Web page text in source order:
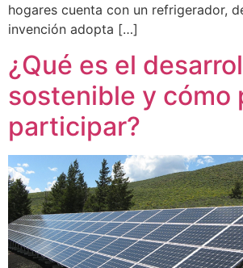
hogares cuenta con un refrigerador,
invención adopta […]
¿Qué es el
sostenible y cómo
participar?